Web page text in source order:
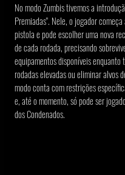
No modo Zumbis tivemos a
Premiadas". Nele, o jogador
pistola e pode escolher uma nova
de cada rodada, precisando
equipamentos disponíveis
rodadas elevadas ou eliminar alvos
modo conta com restrições
e, até o momento, só pode ser
dos Condenados.